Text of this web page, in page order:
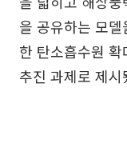
을 공유하는 모
한 탄소흡수원
추진 과제로 제시